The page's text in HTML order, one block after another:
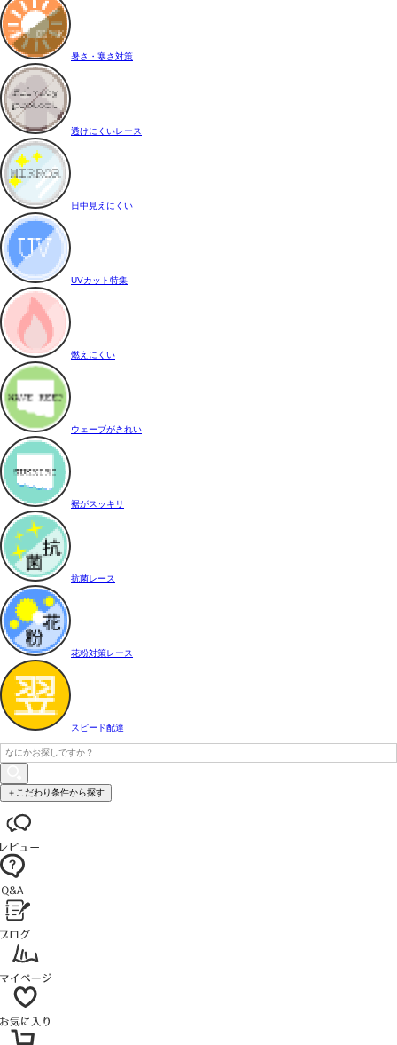
暑さ・寒さ対策
透けにくいレース
日中見えにくい
UVカット特集
燃えにくい
ウェーブがきれい
裾がスッキリ
抗菌レース
花粉対策レース
スピード配達
＋こだわり条件から探す